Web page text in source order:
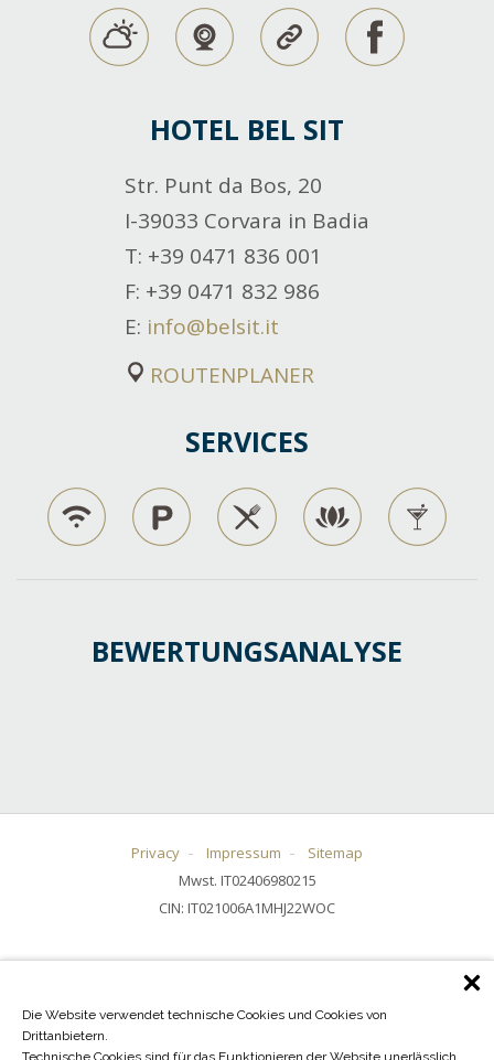
Die Website verwendet technische Cookies und Cookies von
Drittanbietern.
Technische Cookies sind für das Funktionieren der Website unerlässlich
HOTEL BEL SIT
Str. Punt da Bos, 20
I-39033 Corvara in Badia
T: +39 0471 836 001
F: +39 0471 832 986
E: info@belsit.it
ROUTENPLANER
SERVICES
BEWERTUNGSANALYSE
Privacy Impressum
Sitemap
Mwst. IT02406980215
CIN: IT021006A1MHJ22WOC